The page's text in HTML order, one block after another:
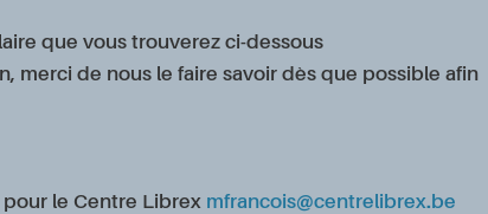
que vous trouverez ci-dessous
merci de nous le faire savoir dès que possible afin
pour le Centre Librex mfrancois@centrelibrex.be